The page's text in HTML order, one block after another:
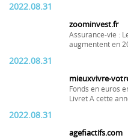
2022.08.31
zoominvest.fr
Assurance-vie :
augmentent en
2022.08.31
mieuxvivre-
Fonds en euros
Livret A cette
2022.08.31
agefiactifs.com